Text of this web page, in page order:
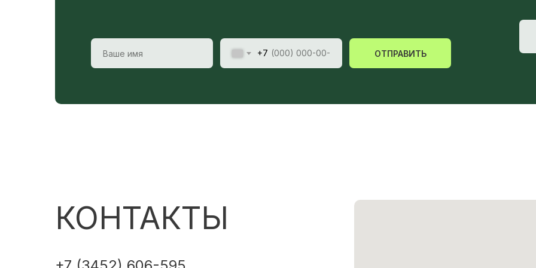
+7 ОТПРАВИТЬ
КОНТАКТЫ